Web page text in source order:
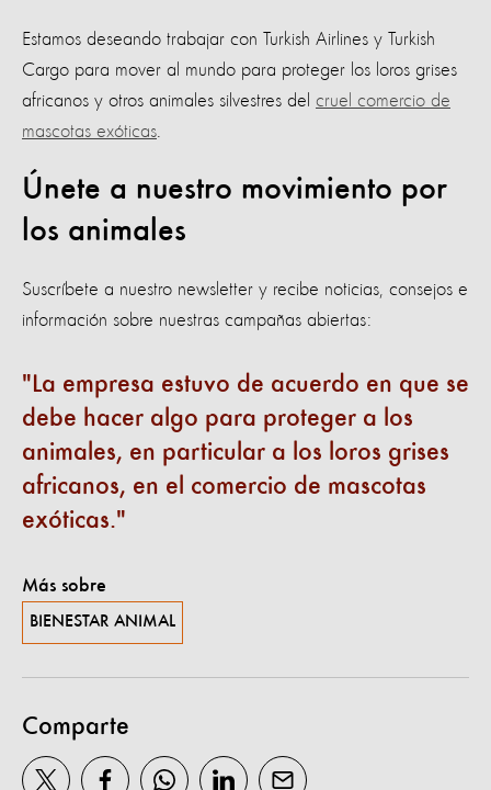
Estamos deseando trabajar con Turkish Airlines y Turkish
Cargo para mover al mundo para proteger los loros grises
africanos y otros animales silvestres del cruel comercio de
mascotas exóticas
Únete a nuestro movimiento por
los animales
Suscríbete a nuestro newsletter y recibe noticias, consejos e
información sobre nuestras campañas abiertas:
La empresa estuvo de acuerdo en que se
debe hacer algo para proteger a los
animales, en particular a los loros grises
africanos, en el comercio de mascotas
exóticas.
Más sobre
BIENESTAR ANIMAL
Comparte